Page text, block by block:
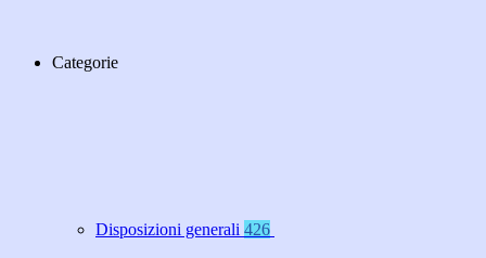
Categorie
Disposizioni generali 426